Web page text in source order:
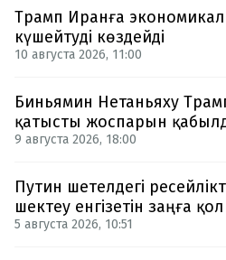
Трамп Иранға
күшейтуді көздейді
10 августа 2026, 11:00
Биньямин Нетаньяху
қатысты жоспарын
9 августа 2026, 18:00
Путин шетелдегі
шектеу енгізетін заңға
5 августа 2026, 10:51